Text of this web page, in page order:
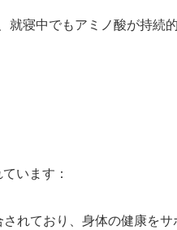
就寝中でもアミノ酸が持続
います：
れており、身体の健康をサ